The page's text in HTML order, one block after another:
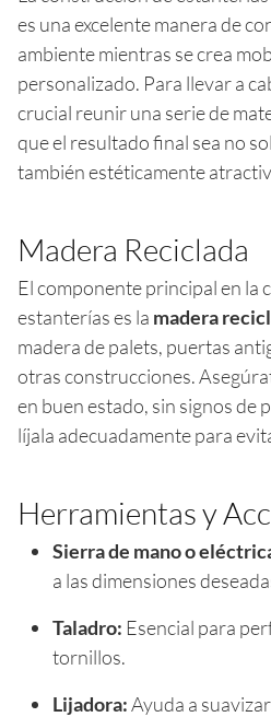
es una excelente manera de
ambiente mientras se crea
personalizado. Para llevar a
crucial reunir una serie de
que el resultado final sea no
también estéticamente
Madera Reciclada
El componente principal en la
estanterías es la madera
madera de palets, puertas
otras construcciones.
en buen estado, sin signos de
líjala adecuadamente para
Herramientas y
Sierra de mano o
a las dimensiones
Taladro: Esencial para
tornillos.
Lijadora:Ayuda a